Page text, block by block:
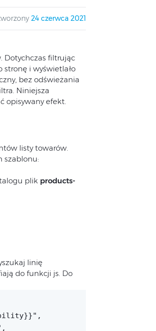
24 czerwca 2021
Dotychczas filtrując
stronę i wyświetlało
bez odświeżania
Niniejsza
opisywany efekt.
listy towarów.
szablonu:
plik products-
linię
do funkcji js. Do